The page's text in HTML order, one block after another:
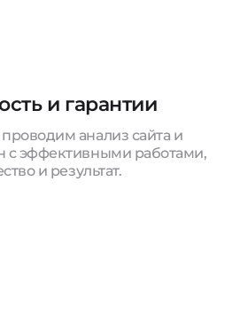
и гарантии
анализ сайта и
с эффективными работами,
и результат.